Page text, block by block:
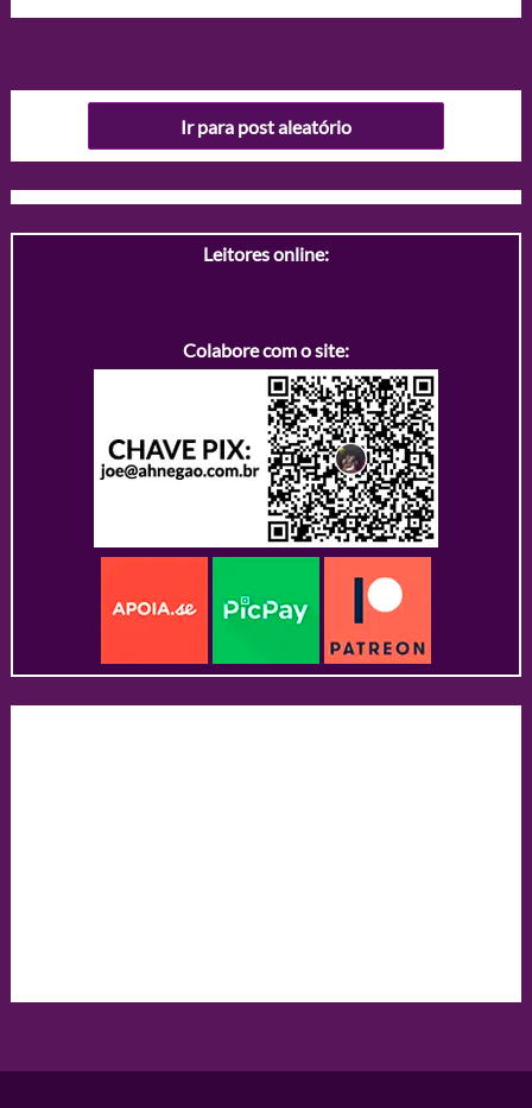
Ir para post aleatório
Leitores online:
Colabore com o site: